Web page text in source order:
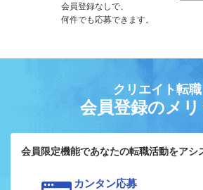
会員登録なしで、
何件でも応募できます。
クリエイト転職
会員登録のメリ
会員限定機能であなたの転職活動をアシ
カンタン応募